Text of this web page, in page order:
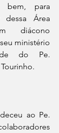
bem, para
Área
diácono
ministério
do Pe.
ao Pe.